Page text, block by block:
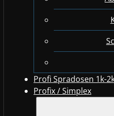
Profi Spradosen 1k-
Profix / Simplex